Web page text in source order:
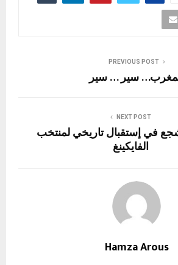
PREVIOUS POST
سير … سير
NEXT POST
في إستقبال تاريخي لمنتخب
الفايكينغ
Hamza Arous